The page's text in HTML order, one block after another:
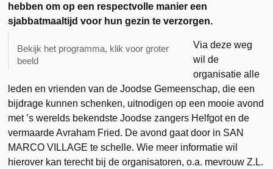
hebben om op een respectvolle manier een
sjabbatmaaltijd voor hun gezin te verzorgen.
Bekijk het programma, klik voor groter
beeld
Via deze weg
wil de
organisatie alle
leden en vrienden van de Joodse Gemeenschap, die een
bijdrage kunnen schenken, uitnodigen op een mooie avond
met ’s werelds bekendste Joodse zangers Helfgot en de
vermaarde Avraham Fried. De avond gaat door in SAN
MARCO VILLAGE te schelle. Wie meer informatie wil
hierover kan terecht bij de organisatoren, o.a. mevrouw Z.L.